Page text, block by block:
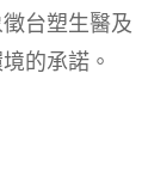
台塑生醫及
的承諾。